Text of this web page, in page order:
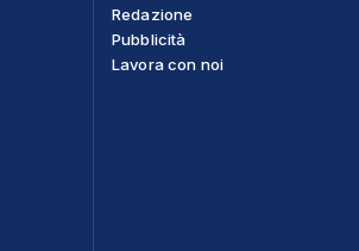
Redazione
Pubblicità
Lavora con noi